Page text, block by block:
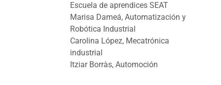
Escuela de aprendices SEAT
Marisa Dameá, Automatización y
Robótica Industrial
Carolina López, Mecatrónica
industrial
Itziar Borràs, Automoción